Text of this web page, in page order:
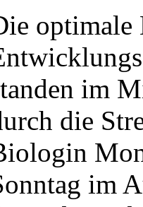
optimale
im
die
im